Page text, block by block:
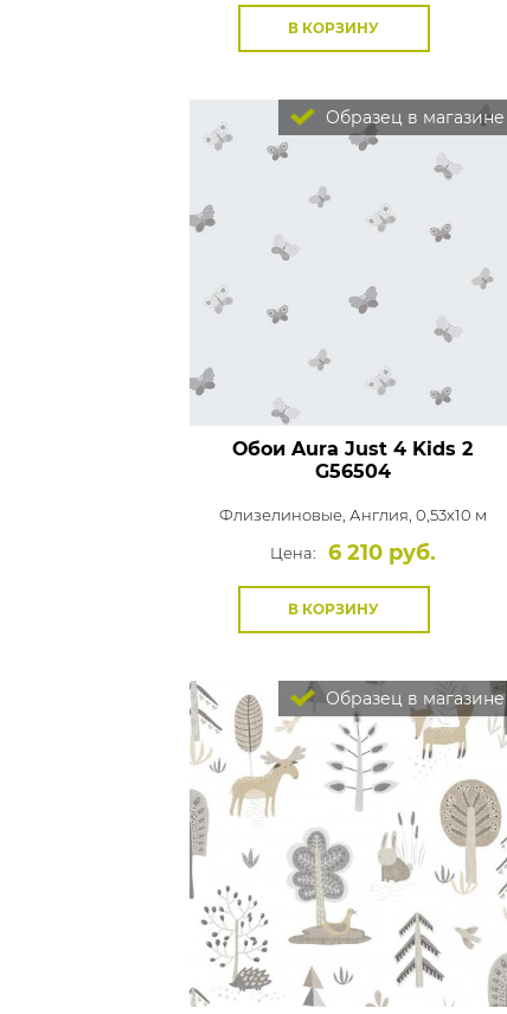
В КОРЗИНУ
Образец в магазине
Обои Aura Just 4 Kids 2
G56504
Флизелиновые, Англия, 0,53x10 м
Цена:
6 210 руб.
В КОРЗИНУ
Образец в магазине